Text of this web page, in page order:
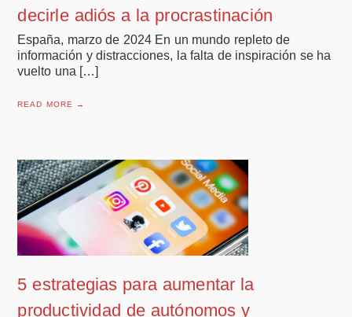
decirle adiós a la procrastinación
España, marzo de 2024 En un mundo repleto de
información y distracciones, la falta de inspiración se ha
vuelto una […]
READ MORE →
5 estrategias para aumentar la
productividad de autónomos y